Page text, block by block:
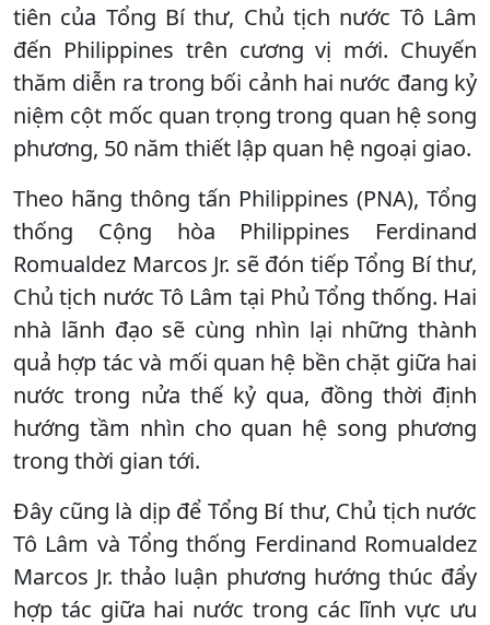
tiên của Tổng Bí thư, Chủ tịch nước Tô Lâm
đến Philippines trên cương vị mới. Chuyến
thăm diễn ra trong bối cảnh hai nước đang kỷ
niệm cột mốc quan trọng trong quan hệ song
phương, 50 năm thiết lập quan hệ ngoại giao.
Theo hãng thông tấn Philippines (PNA), Tổng
thống Cộng hòa Philippines Ferdinand
Romualdez Marcos Jr. sẽ đón tiếp Tổng Bí thư,
Chủ tịch nước Tô Lâm tại Phủ Tổng thống. Hai
nhà lãnh đạo sẽ cùng nhìn lại những thành
quả hợp tác và mối quan hệ bền chặt giữa hai
nước trong nửa thế kỷ qua, đồng thời định
hướng tầm nhìn cho quan hệ song phương
trong thời gian tới.
Đây cũng là dịp để Tổng Bí thư, Chủ tịch nước
Tô Lâm và Tổng thống Ferdinand Romualdez
Marcos Jr. thảo luận phương hướng thúc đẩy
hợp tác giữa hai nước trong các lĩnh vực ưu